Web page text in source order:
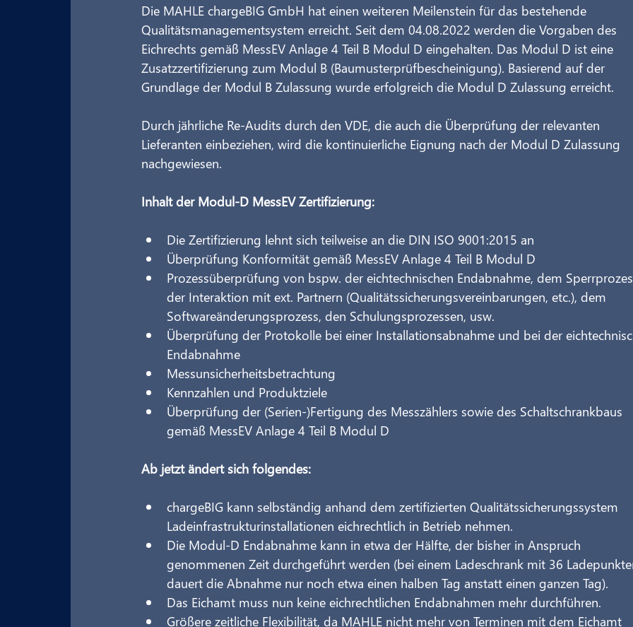
Die MAHLE chargeBIG GmbH hat einen weiteren Meilenstein für das bestehende
Qualitätsmanagementsystem erreicht. Seit dem 04.08.2022 werden die Vorgaben des
Eichrechts gemäß MessEV Anlage 4 Teil B Modul D eingehalten. Das Modul D ist eine
Zusatzzertifizierung zum Modul B (Baumusterprüfbescheinigung). Basierend auf der
Grundlage der Modul B Zulassung wurde erfolgreich die Modul D Zulassung erreicht.
Durch jährliche Re-Audits durch den VDE, die auch die Überprüfung der relevanten
Lieferanten einbeziehen, wird die kontinuierliche Eignung nach der Modul D Zulassung
nachgewiesen.
Inhalt der Modul-D MessEV Zertifizierung:
Die Zertifizierung lehnt sich teilweise an die DIN ISO 9001:2015 an
Überprüfung Konformität gemäß MessEV Anlage 4 Teil B Modul D
Prozessüberprüfung von bspw. der eichtechnischen Endabnahme, dem
der Interaktion mit ext. Partnern (Qualitätssicherungsvereinbarungen, etc.), dem
Softwareänderungsprozess, den Schulungsprozessen, usw.
Überprüfung der Protokolle bei einer Installationsabnahme und bei der
Endabnahme
Messunsicherheitsbetrachtung
Kennzahlen und Produktziele
Überprüfung der (Serien-)Fertigung des Messzählers sowie des Schaltschrankbaus
gemäß MessEV Anlage 4 Teil B Modul D
Ab jetzt ändert sich folgendes:
chargeBIG kann selbständig anhand dem zertifizierten Qualitätssicherungssystem
Ladeinfrastrukturinstallationen eichrechtlich in Betrieb nehmen.
Die Modul-D Endabnahme kann in etwa der Hälfte, der bisher in Anspruch
genommenen Zeit durchgeführt werden (bei einem Ladeschrank mit 36
dauert die Abnahme nur noch etwa einen halben Tag anstatt einen ganzen Tag).
Das Eichamt muss nun keine eichrechtlichen Endabnahmen mehr durchführen.
Größere zeitliche Flexibilität, da MAHLE nicht mehr von Terminen mit dem Eichamt